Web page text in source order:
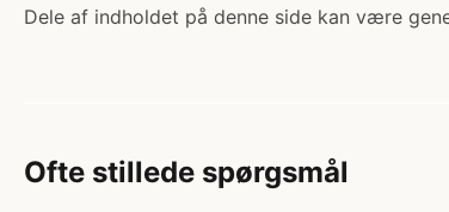
Dele af indholdet på denne side kan være
Ofte stillede spørgsmål